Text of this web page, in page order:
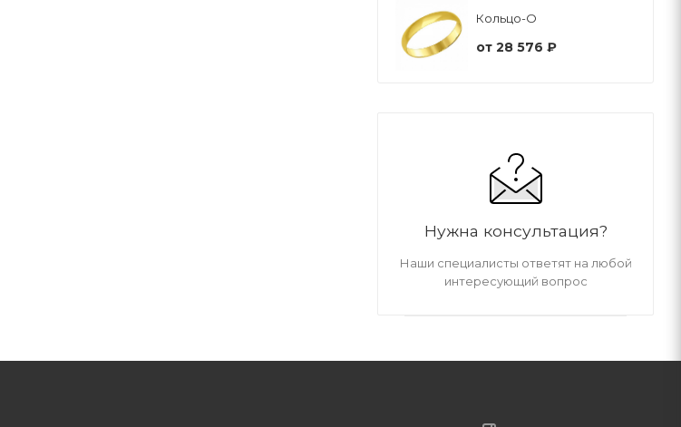
Кольцо-О
от 28 576 ₽
Нужна консультация?
Наши специалисты ответят на любой
интересующий вопрос